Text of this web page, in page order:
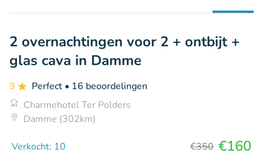
2 overnachtingen voor 2 + ontbijt +
glas cava in Damme
9 Perfect • 16 beoordelingen
Charmehotel Ter Polders
Damme (302km)
Verkocht: 10 €350 €160